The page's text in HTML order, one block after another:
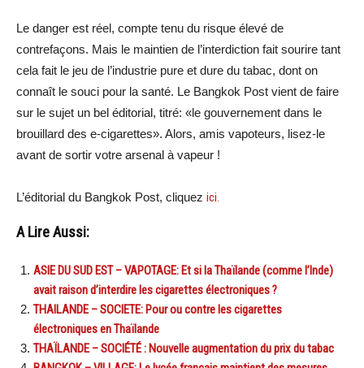
Le danger est réel, compte tenu du risque élevé de
contrefaçons. Mais le maintien de l’interdiction fait sourire tant
cela fait le jeu de l’industrie pure et dure du tabac, dont on
connaît le souci pour la santé. Le Bangkok Post vient de faire
sur le sujet un bel éditorial, titré: «le gouvernement dans le
brouillard des e-cigarettes». Alors, amis vapoteurs, lisez-le
avant de sortir votre arsenal à vapeur !
L’éditorial du Bangkok Post, cliquez ici.
A Lire Aussi:
ASIE DU SUD EST – VAPOTAGE: Et si la Thaïlande (comme l’Inde)
avait raison d’interdire les cigarettes électroniques ?
THAILANDE – SOCIETE: Pour ou contre les cigarettes
électroniques en Thaïlande
THAÏLANDE – SOCIÉTÉ : Nouvelle augmentation du prix du tabac